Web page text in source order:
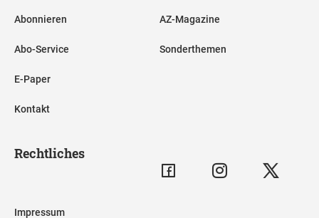
Abonnieren
Abo-Service
E-Paper
Kontakt
AZ-Magazine
Sonderthemen
Rechtliches
Impressum